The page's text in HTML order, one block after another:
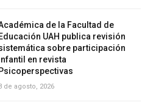
de la Facultad de
Educación UAH publica revisión
sobre participación
en revista
Psicoperspectivas
de agosto, 2026